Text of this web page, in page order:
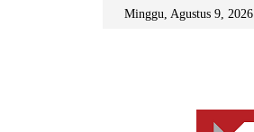
Minggu, Agustus 9, 2026